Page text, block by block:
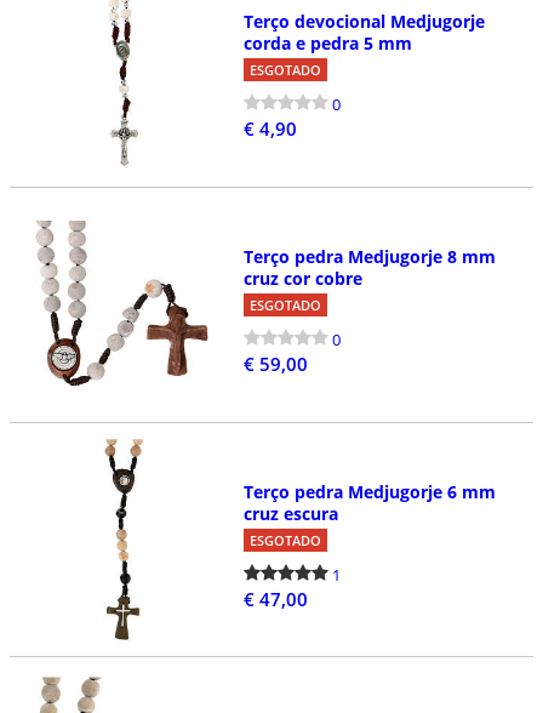
Terço devocional Medjugorje
corda e pedra 5 mm
ESGOTADO
0
€ 4,90
Terço pedra Medjugorje 8 mm
cruz cor cobre
ESGOTADO
0
€ 59,00
Terço pedra Medjugorje 6 mm
cruz escura
ESGOTADO
1
€ 47,00